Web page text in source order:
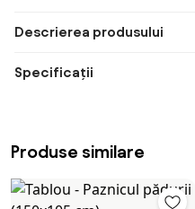
Descrierea produsului
Specificații
Produse similare